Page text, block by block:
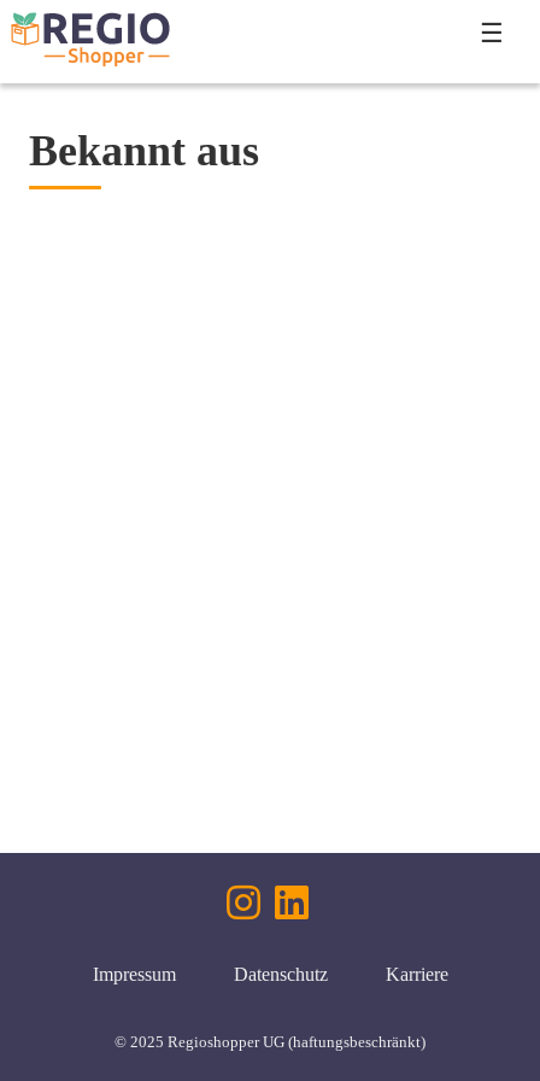
☰
Bekannt aus
Impressum Datenschutz Karriere
© 2025 Regioshopper UG (haftungsbeschränkt)